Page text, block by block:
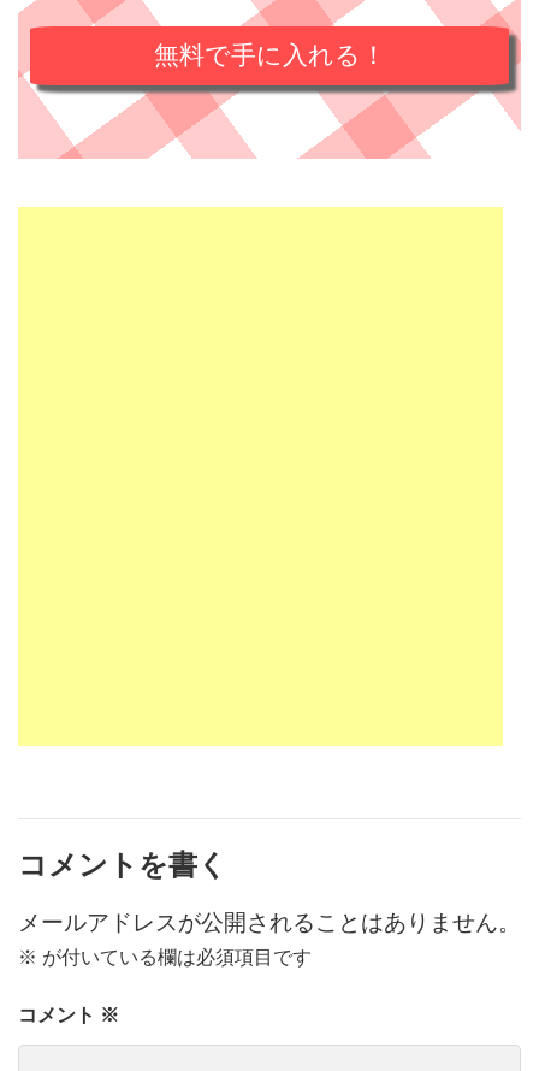
コメントを書く
メールアドレスが公開されることはありません。
※ が付いている欄は必須項目です
コメント ※